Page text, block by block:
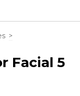
>
Facial 5